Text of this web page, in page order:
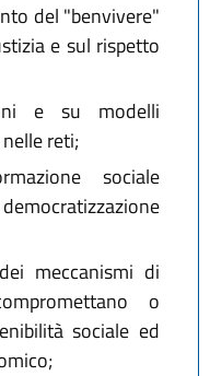
del "benvivere"
e sul rispetto
e su modelli
reti;
sociale
meccanismi di
o
sociale ed